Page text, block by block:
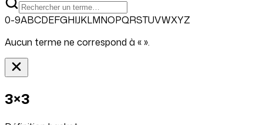
0-9ABCDEFGHIJKLMNOPQRSTUVWXYZ
Aucun terme ne correspond à «».
3×3